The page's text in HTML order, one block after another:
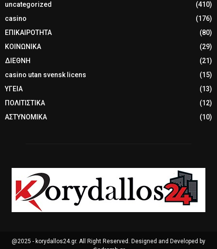
uncategorized
(410)
casino
(176)
ΕΠΙΚΑΙΡΟΤΗΤΑ
(80)
ΚΟΙΝΩΝΙΚΑ
(29)
ΔΙΕΘΝΗ
(21)
casino utan svensk licens
(15)
ΥΓΕΙΑ
(13)
ΠΟΛΙΤΙΣΤΙΚΑ
(12)
ΑΣΤΥΝΟΜΙΚΑ
(10)
@2025 - korydallos24.gr. All Right Reserved. Designed and Developed by